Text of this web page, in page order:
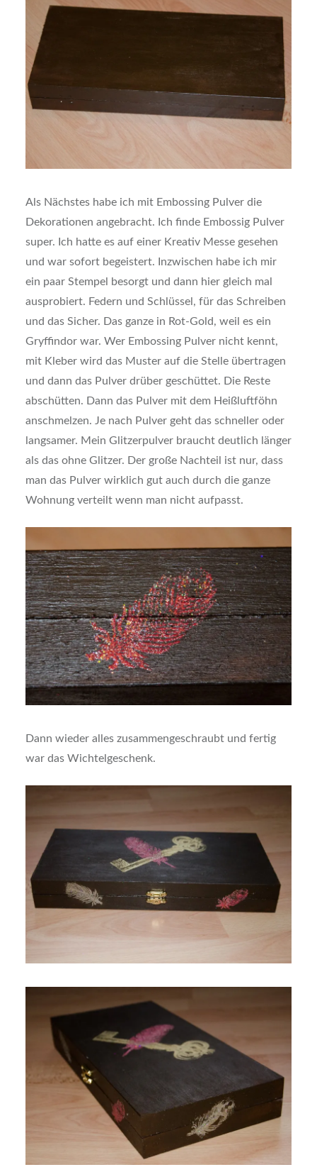
Als Nächstes habe ich mit Embossing Pulver die
Dekorationen angebracht. Ich finde Embossig Pulver
super. Ich hatte es auf einer Kreativ Messe gesehen
und war sofort begeistert. Inzwischen habe ich mir
ein paar Stempel besorgt und dann hier gleich mal
ausprobiert. Federn und Schlüssel, für das Schreiben
und das Sicher. Das ganze in Rot-Gold, weil es ein
Gryffindor war. Wer Embossing Pulver nicht kennt,
mit Kleber wird das Muster auf die Stelle übertragen
und dann das Pulver drüber geschüttet. Die Reste
abschütten. Dann das Pulver mit dem Heißluftföhn
anschmelzen. Je nach Pulver geht das schneller oder
langsamer. Mein Glitzerpulver braucht deutlich länger
als das ohne Glitzer. Der große Nachteil ist nur, dass
man das Pulver wirklich gut auch durch die ganze
Wohnung verteilt wenn man nicht aufpasst.
Dann wieder alles zusammengeschraubt und fertig
war das Wichtelgeschenk.